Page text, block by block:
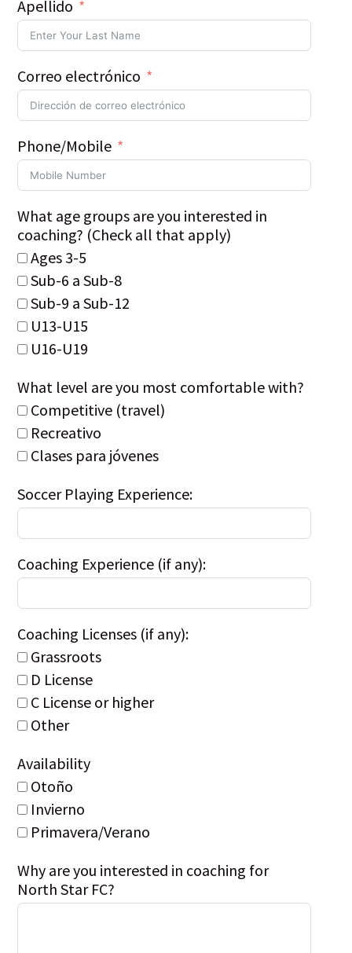
Apellido
Correo electrónico
Phone/Mobile
What age groups are you interested in
coaching? (Check all that apply)
Ages 3-5
Sub-6 a Sub-8
Sub-9 a Sub-12
U13-U15
U16-U19
What level are you most comfortable with?
Competitive (travel)
Recreativo
Clases para jóvenes
Soccer Playing Experience:
Coaching Experience (if any):
Coaching Licenses (if any):
Grassroots
D License
C License or higher
Other
Availability
Otoño
Invierno
Primavera/Verano
Why are you interested in coaching for
North Star FC?